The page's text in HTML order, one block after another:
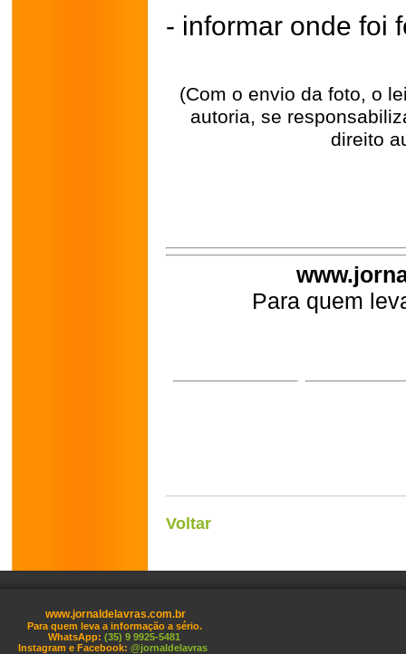
- informar onde foi
(Com o envio da foto, o
autoria, se
direito
Para quem
Voltar
www.jornaldelavras.com.br
Para quem leva a informação a sério.
WhatsApp: (35) 9 9925-5481
Instagram e Facebook: @jornaldelavras